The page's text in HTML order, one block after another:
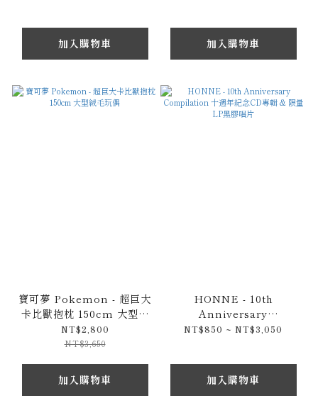
YEARS - THE OTHER
ONE 通常盤 / 初回限定盤
加入購物車 加入購物車
寶可夢 Pokemon - 超巨大
卡比獸抱枕 150cm 大型絨
毛玩偶
NT$2,800
NT$3,650
加入購物車
HONNE - 10th
Anniversary
Compilation 十週年紀念
NT$850 ~ NT$3,050
加入購物車